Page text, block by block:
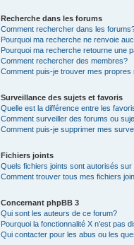
Recherche dans les forums
Comment rechercher dans les
Pourquoi ma recherche ne renvoie
Pourquoi ma recherche retourne une
Comment rechercher des membres?
Comment puis-je trouver mes
Surveillance des sujets et favoris
Quelle est la différence entre les
Comment surveiller des forums ou
Comment puis-je supprimer mes
Fichiers joints
Quels fichiers joints sont autorisés sur
Comment trouver tous mes fichiers
Concernant phpBB 3
Qui sont les auteurs de ce forum?
Pourquoi la fonctionnalité X n’est pas
Qui contacter pour les abus ou les